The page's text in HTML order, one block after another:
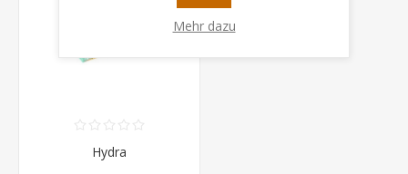
Hydra
Mehr dazu